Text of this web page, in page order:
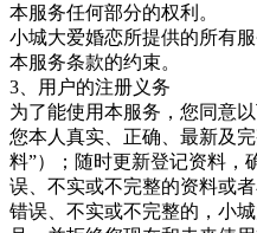
本服务任何部分的权利。
小城大爱婚恋所提供的所有
本服务条款的约束。
3、用户的注册义务
为了能使用本服务，您同意
您本人真实、正确、最新及
料”）；随时更新登记资料，
误、不实或不完整的资料或者
错误、不实或不完整的， 小